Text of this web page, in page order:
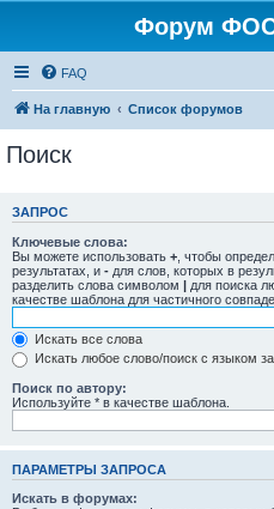
Форум
FAQ
На главную Список форумов
Поиск
ЗАПРОС
Ключевые слова:
Вы можете использовать + , чтобы
результатах, и - для слов, которых в
разделить слова символом | для поиска
качестве шаблона для частичного
Искать все слова
Искать любое слово/поиск с языком
Поиск по автору:
Используйте * в качестве шаблона.
ПАРАМЕТРЫ ЗАПРОСА
Искать в форумах: